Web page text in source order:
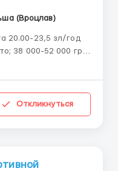
(Вроцлав)
Откликнуться